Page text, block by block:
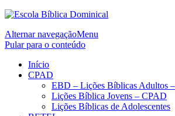
Alternar navegaçãoMenu
Pular para o conteúdo
Início
CPAD
EBD – Lições Bíblicas Adultos
Lições Bíblica Jovens – CPAD
Lições Bíblicas de Adolescentes